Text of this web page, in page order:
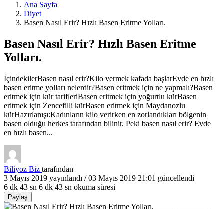
Ana Sayfa
Diyet
Basen Nasıl Erir? Hızlı Basen Eritme Yolları.
Basen Nasıl Erir? Hızlı Basen Eritme
Yolları.
İçindekilerBasen nasıl erir?Kilo vermek kafada başlarEvde en hızlı
basen eritme yolları nelerdir?Basen eritmek için ne yapmalı?Basen
eritmek için kür tarifleriBasen eritmek için yoğurtlu kürBasen
eritmek için Zencefilli kürBasen eritmek için Maydanozlu
kürHazırlanışı:Kadınların kilo verirken en zorlandıkları bölgenin
basen olduğu herkes tarafından bilinir. Peki basen nasıl erir? Evde
en hızlı basen...
Biliyoz Biz tarafından
3 Mayıs 2019 yayınlandı /03 Mayıs 2019 21:01 güncellendi
6 dk 43 sn 6 dk 43 sn okuma süresi
Paylaş